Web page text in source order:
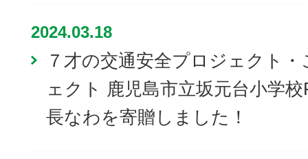
2024.03.18
７才の交通安全プロジェクト
ェクト 鹿児島市立坂元台小学
長なわを寄贈しました！